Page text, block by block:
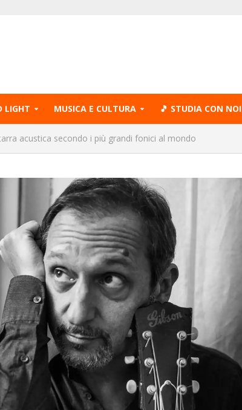
LIGHT MUSICA E CULTURA 🎵 STUDIA CON NOI
acustica secondo i più grandi fonici al mondo